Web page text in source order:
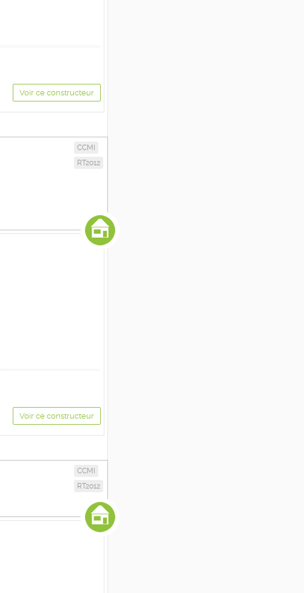
Voir ce constructeur
CCMI
RT2012
Voir ce constructeur
CCMI
RT2012